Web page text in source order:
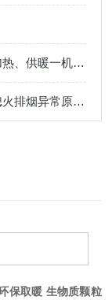
多功能全自动生物质热风炉：烘干、加热、供暖一机多用，提升生产效率
生物质颗粒燃烧设备常见故障，结焦熄火排烟异常原因排查维修方法
保取暖 生物质颗粒